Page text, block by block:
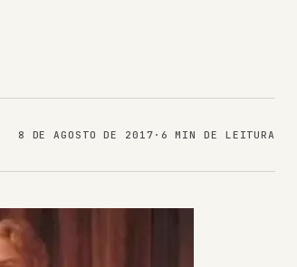
8 DE AGOSTO DE 2017 · 6 MIN DE LEITURA